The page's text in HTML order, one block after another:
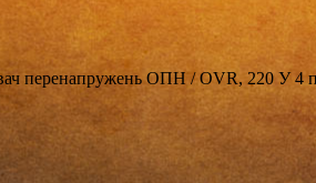
перенапружень ОПН / OVR, 220 У 4